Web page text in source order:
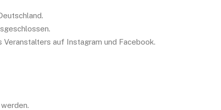
auf Instagram und Facebook.